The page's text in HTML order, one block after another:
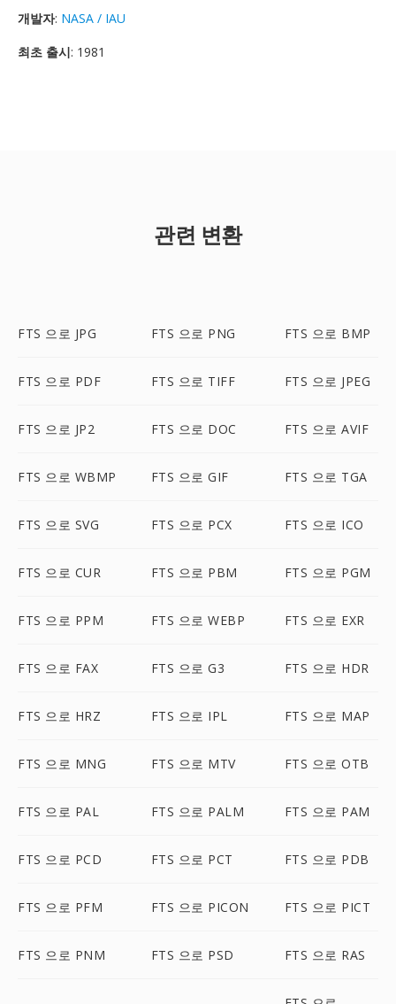
개발자: NASA / IAU
최초 출시: 1981
관련 변환
FTS 으로 JPG FTS 으로 PNG FTS 으로 BMP
FTS 으로 PDF FTS 으로 TIFF FTS 으로 JPEG
FTS 으로 JP2 FTS 으로 DOC FTS 으로 AVIF
FTS 으로 WBMP FTS 으로 GIF FTS 으로 TGA
FTS 으로 SVG FTS 으로 PCX FTS 으로 ICO
FTS 으로 CUR FTS 으로 PBM FTS 으로 PGM
FTS 으로 PPM FTS 으로 WEBP FTS 으로 EXR
FTS 으로 FAX FTS 으로 G3 FTS 으로 HDR
FTS 으로 HRZ FTS 으로 IPL FTS 으로 MAP
FTS 으로 MNG FTS 으로 MTV FTS 으로 OTB
FTS 으로 PAL FTS 으로 PALM FTS 으로 PAM
FTS 으로 PCD FTS 으로 PCT FTS 으로 PDB
FTS 으로 PFM FTS 으로 PICON FTS 으로 PICT
FTS 으로 PNM FTS 으로 PSD FTS 으로 RAS